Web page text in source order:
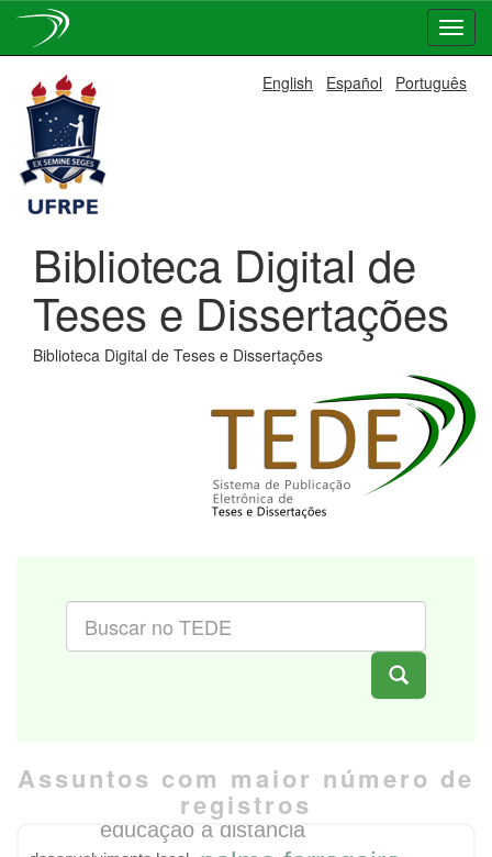
navigation
English Español Português
Biblioteca Digital de
Teses e Dissertações
Biblioteca Digital de Teses e Dissertações
Assuntos com maior número de
registros
educação a distância
camarão marinho